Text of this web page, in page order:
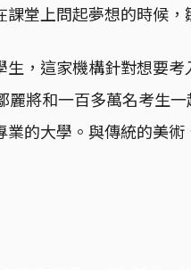
堂上問起夢想的時候，
，這家機構針對想要
麗將和一百多萬名考生
的大學。與傳統的美